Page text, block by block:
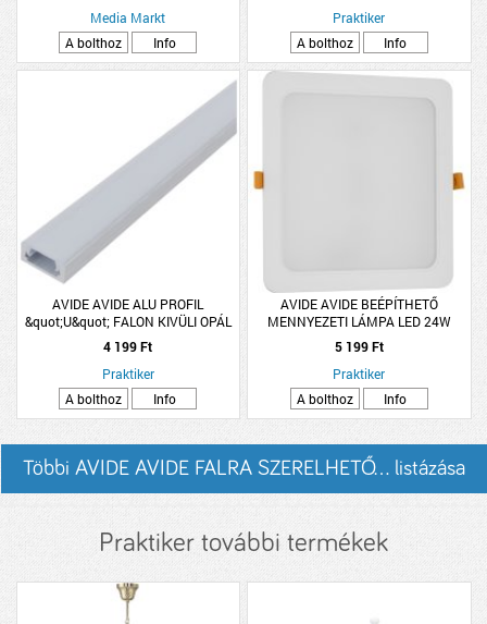
Media Markt
A bolthoz
Info
Praktiker
A bolthoz
Info
AVIDE AVIDE ALU PROFIL
&quot;U&quot; FALON KIVÜLI OPÁL
BÚRÁVAL 2M
4 199 Ft
Praktiker
A bolthoz
Info
AVIDE AVIDE BEÉPÍTHETŐ
MENNYEZETI LÁMPA LED 24W
2600LM 4000K NW NÉGYZETES
MŰANYAG
5 199 Ft
Praktiker
A bolthoz
Info
Többi AVIDE AVIDE FALRA SZERELHETŐ... listázása
Praktiker további termékek